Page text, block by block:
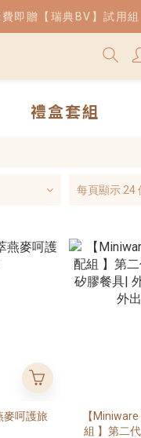
| 薄片吐司兒童餐椅現貨供
即贈【瑞典BV】試用組
| 薄片吐司兒童餐椅現貨
禮盒套組
每頁顯示 24
麥呵護旅
【
組 】第二代